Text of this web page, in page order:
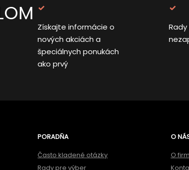
Získajte informácie o
nových akciách a
špeciálnych ponukách
ako prvý
PORADŇA
Často kladené otázky
Rady pre výber
O
O